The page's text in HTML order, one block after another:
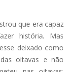
que era capaz
história. Mas
deixado como
oitavas e não